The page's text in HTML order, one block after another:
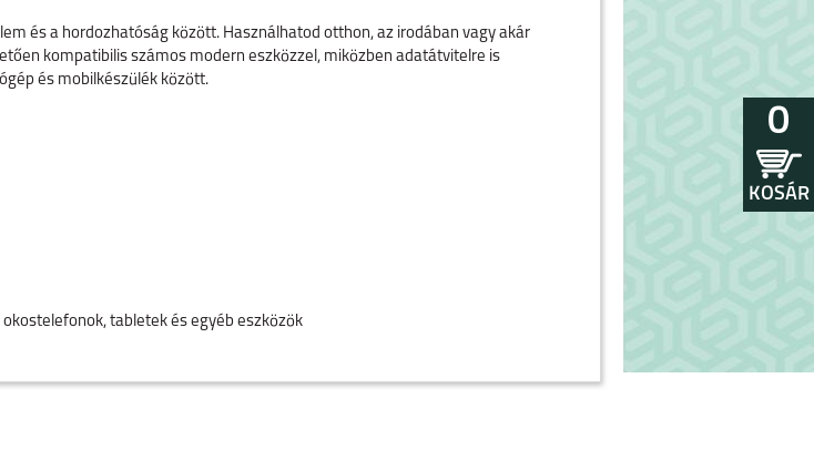
és a hordozhatóság között. Használhatod otthon, az irodában vagy akár
kompatibilis számos modern eszközzel, miközben adatátvitelre is
és mobilkészülék között.
tabletek és egyéb eszközök
0
KOSÁR